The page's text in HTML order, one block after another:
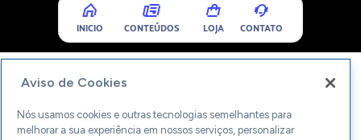
INICIO CONTEÚDOS LOJA CONTATO
Aviso de Cookies
Nós usamos cookies e outras tecnologias semelhantes para
melhorar a sua experiência em nossos serviços, personalizar